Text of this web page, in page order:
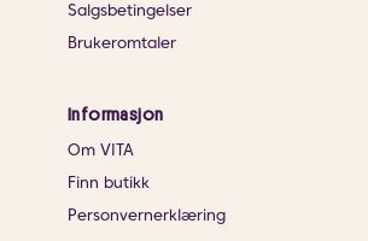
Salgsbetingelser
Brukeromtaler
Informasjon
Om VITA
Finn butikk
Personvernerklæring